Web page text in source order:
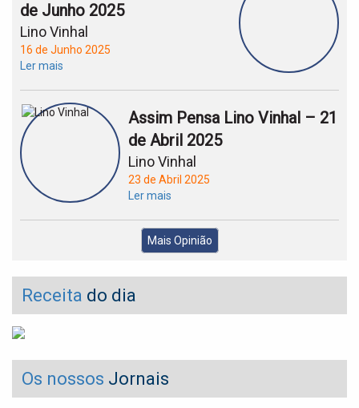
de Junho 2025
Lino Vinhal
16 de Junho 2025
Ler mais
Assim Pensa Lino Vinhal – 21
de Abril 2025
Lino Vinhal
23 de Abril 2025
Ler mais
Mais Opinião
Receita do dia
Os nossos Jornais